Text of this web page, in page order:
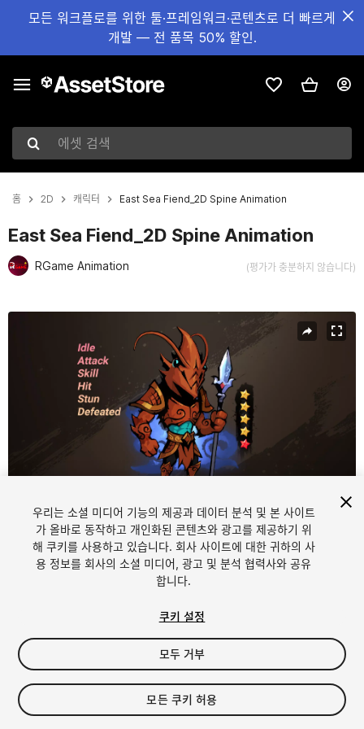
모든 워크플로를 위한 툴·프레임워크·콘텐츠로 더 빠르게
개발 — 전 품목 50% 할인.
에셋 검색
홈 2D 캐릭터 East Sea Fiend_2D Spine Animation
East Sea Fiend_2D Spine Animation
RGame Animation (평가가 충분하지 않습니다)
1/3
$12
세금/부가세는 결제 시 반영됩니다.
우리는 소셜 미디어 기능의 제공과 데이터 분석 및 본 사이트
가 올바로 동작하고 개인화된 콘텐츠와 광고를 제공하기 위
해 쿠키를 사용하고 있습니다. 회사 사이트에 대한 귀하의 사
용 정보를 회사의 소셜 미디어, 광고 및 분석 협력사와 공유
합니다.
쿠키 설정
모두 거부
모든 쿠키 허용